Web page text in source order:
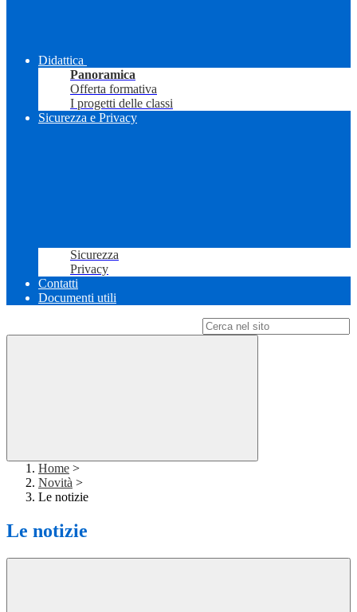
Didattica
Panoramica
Offerta formativa
I progetti delle classi
Sicurezza e Privacy
Sicurezza
Privacy
Contatti
Documenti utili
Home >
Novità >
Le notizie
Le notizie